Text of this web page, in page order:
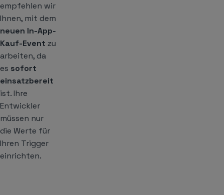
empfehlen wir
Ihnen, mit dem
neuen In-App-
Kauf-Event zu
arbeiten, da
es sofort
einsatzbereit
ist. Ihre
Entwickler
müssen nur
die Werte für
Ihren Trigger
einrichten.